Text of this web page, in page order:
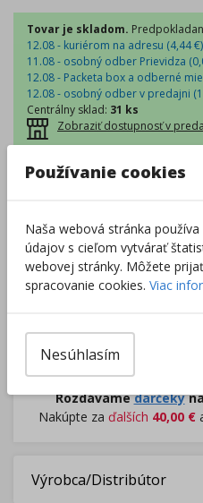
Tovar je skladom.
12.08 - kuriérom na adresu (4,44€)
11.08 - osobný odber Prievidza (
12.08 - Packeta box a odberné
12.08 - osobný odber v predajni (
Centrálny sklad: 31 ks
Zobraziť dostupnosť v
Rozdávame darčeky
Nakúpte za ďalších 40,00 €
Výrobca/Distribútor
Používanie cookies
Naša webová stránka
údajov s cieľom vytvárať
webovej stránky. Môžete
spracovanie cookies. Viac
Nesúhlasím